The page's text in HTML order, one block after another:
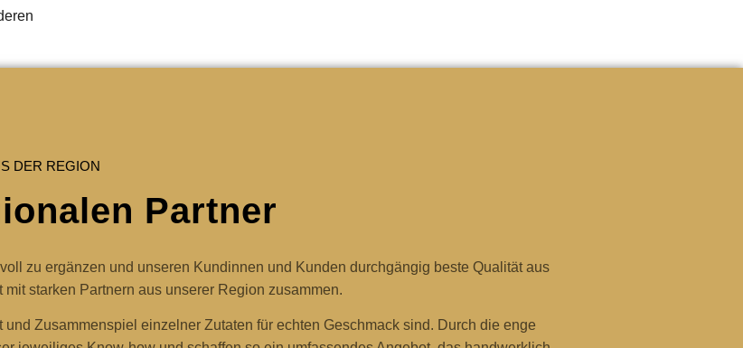
DER REGION
Partner
zu ergänzen und unseren Kundinnen und Kunden durchgängig beste Qualität aus
starken Partnern aus unserer Region zusammen.
Zusammenspiel einzelner Zutaten für echten Geschmack sind. Durch die enge